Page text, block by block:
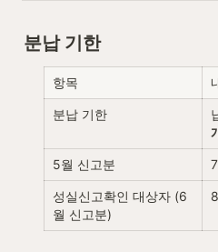
분납 기한
항목
분납 기한
5월 신고분
성실신고확인 대상자 (6
월 신고분)